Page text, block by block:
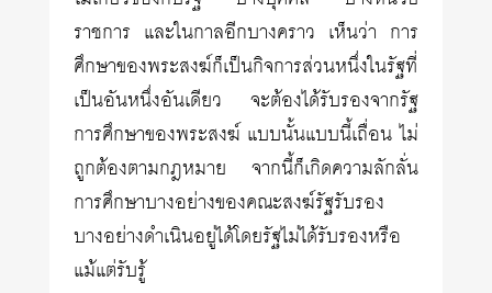
ราชการ และในกาลอีกบางคราว เห็นว่า การ
ศึกษาของพระสงฆ์ก็เป็นกิจการส่วนหนึ่งในรัฐที่
เป็นอันหนึ่งอันเดียว จะต้องได้รับรองจากรัฐ
การศึกษาของพระสงฆ์ แบบนั้นแบบนี้เถื่อน ไม่
ถูกต้องตามกฎหมาย จากนี้ก็เกิดความลักลั่น
การศึกษาบางอย่างของคณะสงฆ์รัฐรับรอง
บางอย่างดำเนินอยู่ได้โดยรัฐไม่ได้รับรองหรือ
แม้แต่รับรู้